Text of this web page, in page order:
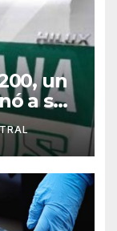
un
a su
de La